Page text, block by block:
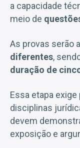
a capacidade
meio de
As provas serão
diferentes,
duração de
Essa etapa
disciplinas
devem
exposição e